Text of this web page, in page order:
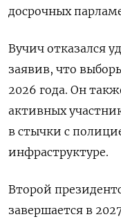
досрочных
Вучич отказался
заявив, что
2026 года. Он
активных
в стычки с
инфраструктуре.
Второй
завершается в